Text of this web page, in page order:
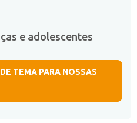
e adolescentes
TEMA PARA NOSSAS